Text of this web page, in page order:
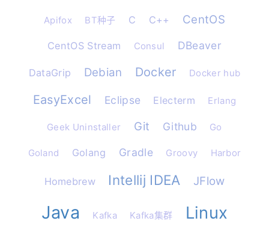
Apifox BT种子 C C++ CentOS
CentOS Stream Consul DBeaver
DataGrip Debian Docker Docker hub
EasyExcel Eclipse Electerm Erlang
Geek Uninstaller Git Github Go
Goland Golang Gradle Groovy Harbor
Homebrew Intellij IDEA JFlow
Java Kafka Kafka集群 Linux